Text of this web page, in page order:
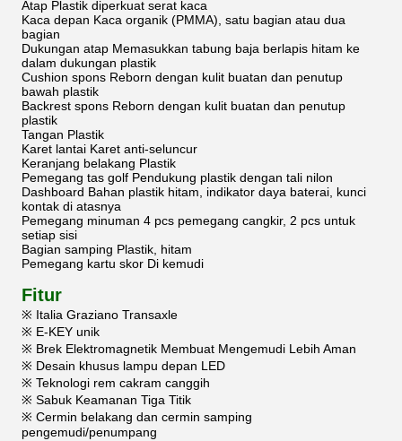
Atap Plastik diperkuat serat kaca
Kaca depan Kaca organik (PMMA), satu bagian atau dua
bagian
Dukungan atap Memasukkan tabung baja berlapis hitam ke
dalam dukungan plastik
Cushion spons Reborn dengan kulit buatan dan penutup
bawah plastik
Backrest spons Reborn dengan kulit buatan dan penutup
plastik
Tangan Plastik
Karet lantai Karet anti-seluncur
Keranjang belakang Plastik
Pemegang tas golf Pendukung plastik dengan tali nilon
Dashboard Bahan plastik hitam, indikator daya baterai, kunci
kontak di atasnya
Pemegang minuman 4 pcs pemegang cangkir, 2 pcs untuk
setiap sisi
Bagian samping Plastik, hitam
Pemegang kartu skor Di kemudi
Fitur
※ Italia Graziano Transaxle
※ E-KEY unik
※ Brek Elektromagnetik Membuat Mengemudi Lebih Aman
※ Desain khusus lampu depan LED
※ Teknologi rem cakram canggih
※ Sabuk Keamanan Tiga Titik
※ Cermin belakang dan cermin samping
pengemudi/penumpang